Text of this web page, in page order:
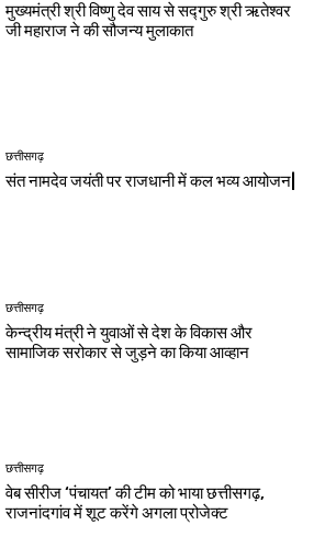
मुख्यमंत्री श्री विष्णु देव साय से सद्गुरु श्री ऋतेश्वर
जी महाराज ने की सौजन्य मुलाकात
छत्तीसगढ़
संत नामदेव जयंती पर राजधानी में कल भव्य आयोजन|
छत्तीसगढ़
केन्द्रीय मंत्री ने युवाओं से देश के विकास और
सामाजिक सरोकार से जुड़ने का किया आव्हान
छत्तीसगढ़
वेब सीरीज ‘पंचायत’ की टीम को भाया छत्तीसगढ़,
राजनांदगांव में शूट करेंगे अगला प्रोजेक्ट